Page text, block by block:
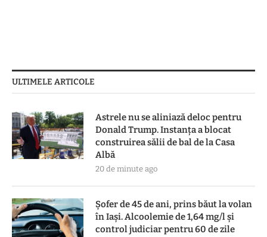
ULTIMELE ARTICOLE
Astrele nu se aliniază deloc pentru
Donald Trump. Instanța a blocat
construirea sălii de bal de la Casa
Albă
20 de minute ago
Șofer de 45 de ani, prins băut la volan
în Iași. Alcoolemie de 1,64 mg/l și
control judiciar pentru 60 de zile